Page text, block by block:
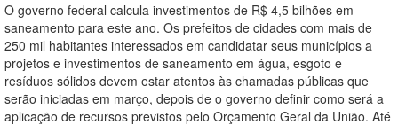
O governo federal calcula investimentos de R$ 4,5 bilhões em
saneamento para este ano. Os prefeitos de cidades com mais de
250 mil habitantes interessados em candidatar seus municípios a
projetos e investimentos de saneamento em água, esgoto e
resíduos sólidos devem estar atentos às chamadas públicas que
serão iniciadas em março, depois de o governo definir como será a
aplicação de recursos previstos pelo Orçamento Geral da União. Até